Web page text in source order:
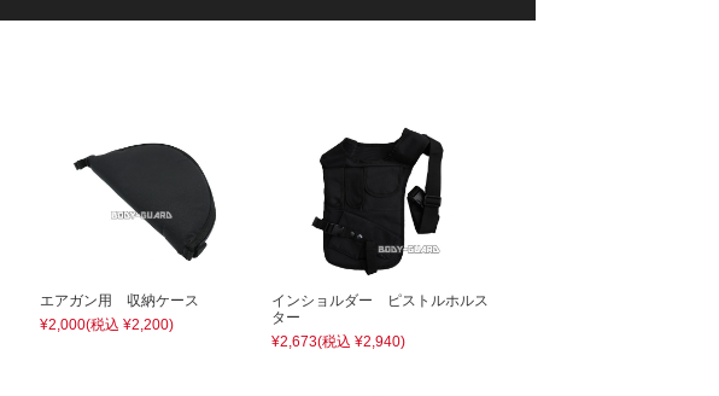
エアガン用 収納ケース
¥2,000(税込 ¥2,200)
インショルダー ピストルホルス
ター
¥2,673(税込 ¥2,940)